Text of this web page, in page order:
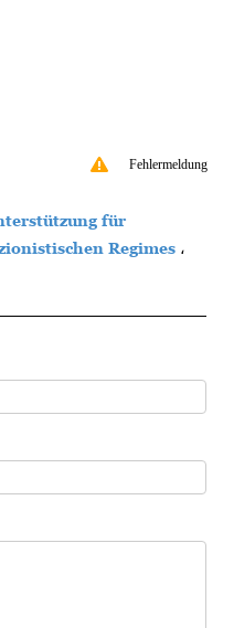
Fehlermeldung
für
Regimes ،